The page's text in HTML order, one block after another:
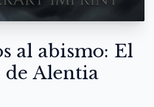
al abismo: El
Alentia